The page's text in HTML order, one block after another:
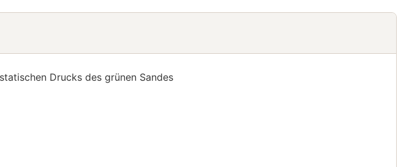
Drucks des grünen Sandes